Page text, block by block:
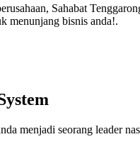
Sahabat
menunjang bisnis anda!.
menjadi seorang leader